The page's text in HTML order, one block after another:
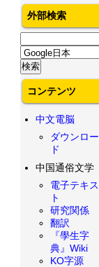
外部検索
コンテンツ
中文電脳
ダウンロー
ド
中国通俗文学
電子テキス
ト
研究関係
翻訳
『學生字
典』Wiki
KO字源